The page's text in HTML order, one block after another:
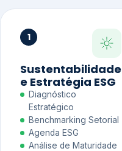
1
Sustentabilidade
e Estratégia ESG
Diagnóstico
Estratégico
Benchmarking Setorial
Agenda ESG
Análise de Maturidade